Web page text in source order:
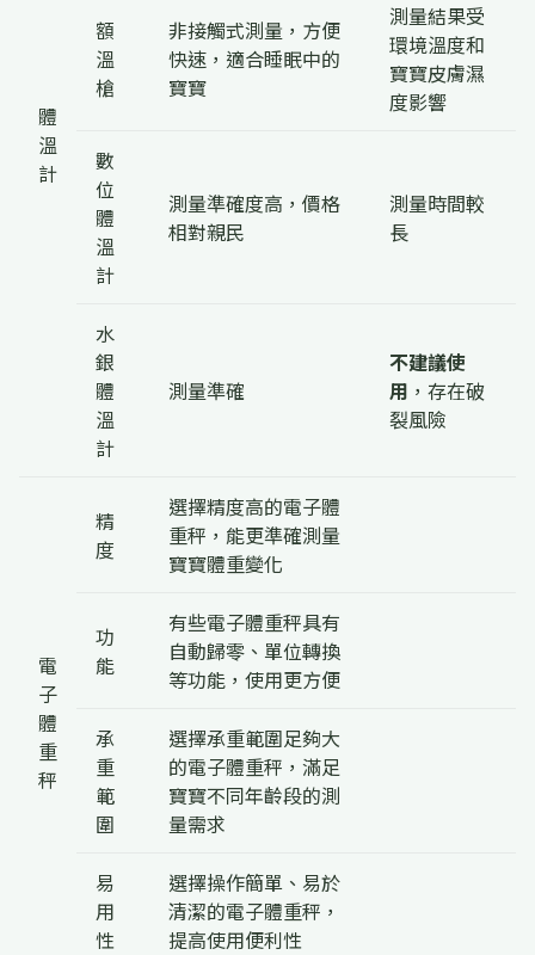
體
溫
計
額
溫
槍
非接觸式測量，方便
快速，適合睡眠中的
寶寶
測量結果受
環境溫度和
寶寶皮膚濕
度影響
數
位
體
溫
計
測量準確度高，價格
相對親民
測量時間較
長
水
銀
體
溫
計
測量準確
不建議使
用 ，存在破
裂風險
電
子
體
重
秤
精
度
選擇精度高的電子體
重秤，能更準確測量
寶寶體重變化
功
能
有些電子體重秤具有
自動歸零、單位轉換
等功能，使用更方便
承
重
範
圍
選擇承重範圍足夠大
的電子體重秤，滿足
寶寶不同年齡段的測
量需求
易
用
性
選擇操作簡單、易於
清潔的電子體重秤，
提高使用便利性